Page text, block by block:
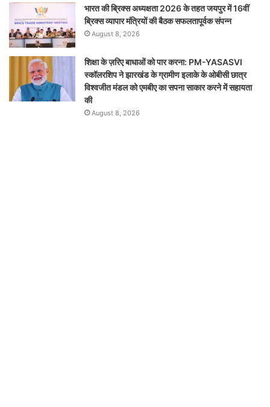
भारत की ब्रिक्‍स अध्यक्षता 2026 के तहत जयपुर में 16वीं
ब्रिक्‍स व्यापार मंत्रियों की बैठक सफलतापूर्वक संपन्न
August 8, 2026
शिक्षा के ज़रिए बाधाओं को पार करना: PM-YASASVI
स्कॉलरशिप ने झारखंड के ग्रामीण इलाके के ओबीसी छात्र
विश्वजीत मंडल को एमबीए का सपना साकार करने में सहायता
की
August 8, 2026